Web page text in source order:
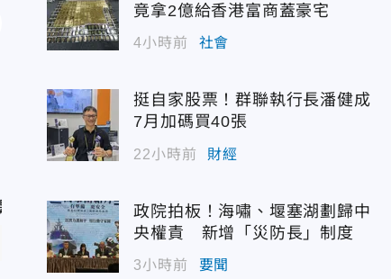
竟拿2億給香港富商蓋豪宅
4小時前 社會
挺自家股票！群聯執行長潘健成
7月加碼買40張
22小時前 財經
政院拍板！海嘯、堰塞湖劃歸中
央權責 新增「災防長」制度
3小時前 要聞